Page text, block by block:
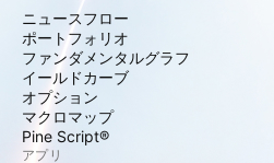
ニュースフロー
ポートフォリオ
ファンダメンタルグラフ
イールドカーブ
オプション
マクロマップ
Pine Script®
アプリ